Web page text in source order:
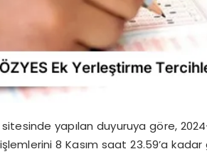
sitesinde yapılan duyuruya göre,
8 Kasım saat 23.59’a